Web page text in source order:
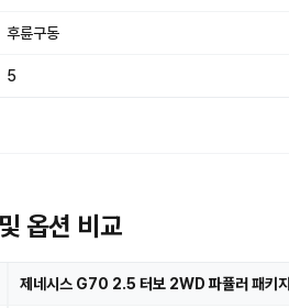
후륜구동
5
옵션 비교
제네시스 G70 2.5 터보 2WD 파퓰러 패키지